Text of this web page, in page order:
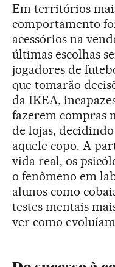
Em territórios
comportamento
acessórios na
últimas escolhas
jogadores de
que tomarão
da IKEA,
fazerem compras
de lojas,
aquele copo. A
vida real, os
o fenômeno em
alunos como
testes mentais
ver como